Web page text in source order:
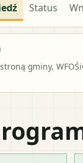
Status
gminy,